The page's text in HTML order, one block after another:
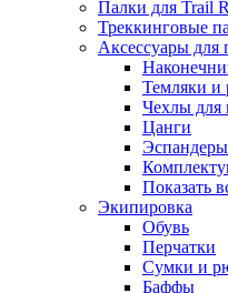
Палки для Trail
Треккинговые
Аксессуары для
Темляки и
Чехлы для
Цанги
Эспандеры
Показать
Экипировка
Обувь
Перчатки
Сумки и
Баффы